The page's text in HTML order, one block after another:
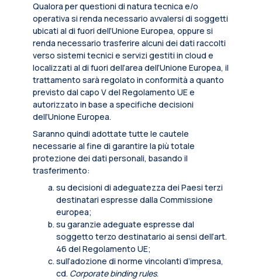
Qualora per questioni di natura tecnica e/o
operativa si renda necessario avvalersi di soggetti
ubicati al di fuori dell’Unione Europea, oppure si
renda necessario trasferire alcuni dei dati raccolti
verso sistemi tecnici e servizi gestiti in cloud e
localizzati al di fuori dell’area dell’Unione Europea, il
trattamento sarà regolato in conformità a quanto
previsto dal capo V del Regolamento UE e
autorizzato in base a specifiche decisioni
dell’Unione Europea.
Saranno quindi adottate tutte le cautele
necessarie al fine di garantire la più totale
protezione dei dati personali, basando il
trasferimento:
su decisioni di adeguatezza dei Paesi terzi
destinatari espresse dalla Commissione
europea;
su garanzie adeguate espresse dal
soggetto terzo destinatario ai sensi dell’art.
46 del Regolamento UE;
sull’adozione di norme vincolanti d’impresa,
cd. Corporate binding rules.